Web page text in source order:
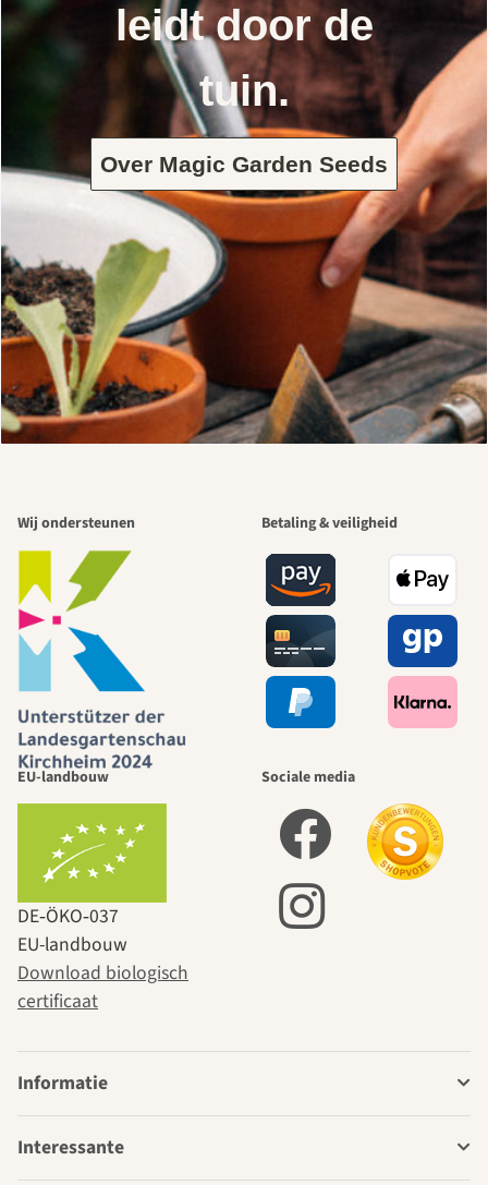
leidt door de
tuin.
Over Magic Garden Seeds
Wij ondersteunen Betaling & veiligheid
EU-landbouw
DE‑ÖKO‑037
EU-landbouw
Download biologisch
certificaat
Sociale media
Informatie
Interessante